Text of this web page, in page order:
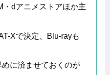
・dアニメストアほか主
Xで決定、Blu-rayも
に済ませておくのが